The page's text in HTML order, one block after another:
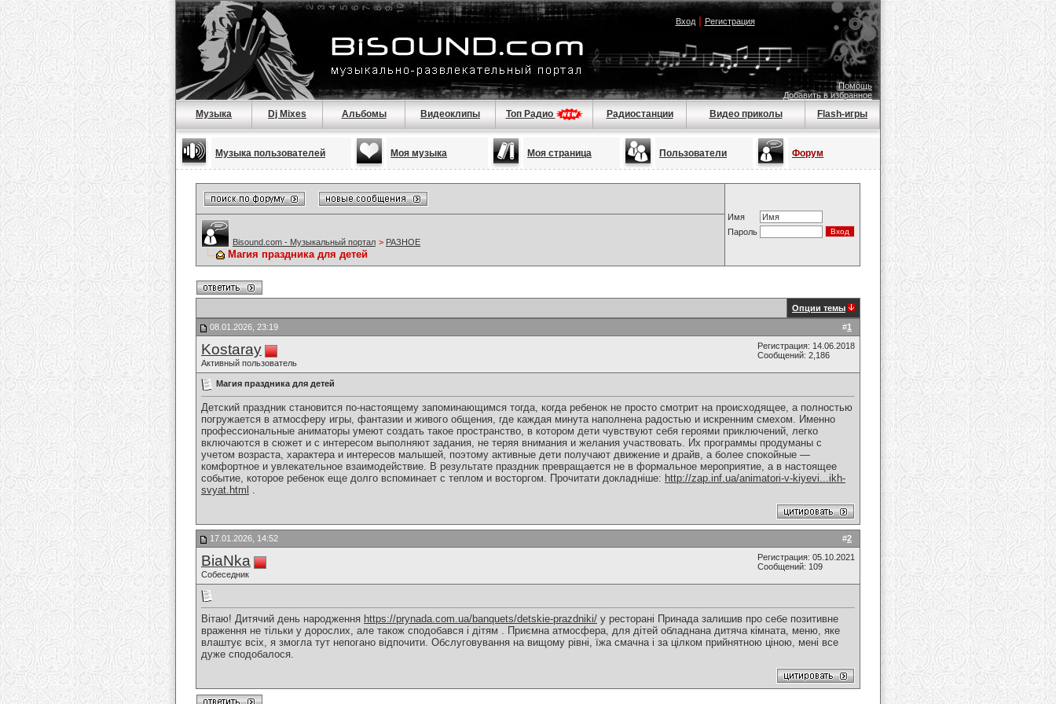
Вход| Регистрация
Помощь
Добавить в избранное
Музыка Dj Mixes Альбомы Видеоклипы Топ Радио Радиостанции Видео приколы Flash-игры
Музыка пользователей Моя музыка Моя страница Пользователи Форум
Имя
Пароль
Bisound.com - Музыкальный портал > РАЗНОЕ
Магия праздника для детей
Опции темы
#1
08.01.2026, 23:19
Kostaray
Активный пользователь
Регистрация: 14.06.2018
Сообщений: 2,186
Магия праздника для детей
Детский праздник становится по-настоящему запоминающимся тогда, когда ребенок не просто смотрит на происходящее, а полностью
погружается в атмосферу игры, фантазии и живого общения, где каждая минута наполнена радостью и искренним смехом. Именно
профессиональные аниматоры умеют создать такое пространство, в котором дети чувствуют себя героями приключений, легко
включаются в сюжет и с интересом выполняют задания, не теряя внимания и желания участвовать. Их программы продуманы с
учетом возраста, характера и интересов малышей, поэтому активные дети получают движение и драйв, а более спокойные —
комфортное и увлекательное взаимодействие. В результате праздник превращается не в формальное мероприятие, а в настоящее
событие, которое ребенок еще долго вспоминает с теплом и восторгом. Прочитати докладніше: http://zap.inf.ua/animatori-v-kiyevi...ikh-
svyat.html .
#2
17.01.2026, 14:52
BiaNka
Собеседник
Регистрация: 05.10.2021
Сообщений: 109
Вітаю! Дитячий день народження https://prynada.com.ua/banquets/detskie-prazdniki/ у ресторані Принада залишив про себе позитивне
враження не тільки у дорослих, але також сподобався і дітям . Приємна атмосфера, для дітей обладнана дитяча кімната, меню, яке
влаштує всіх, я змогла тут непогано відпочити. Обслуговування на вищому рівні, їжа смачна і за цілком прийнятною ціною, мені все
дуже сподобалося.